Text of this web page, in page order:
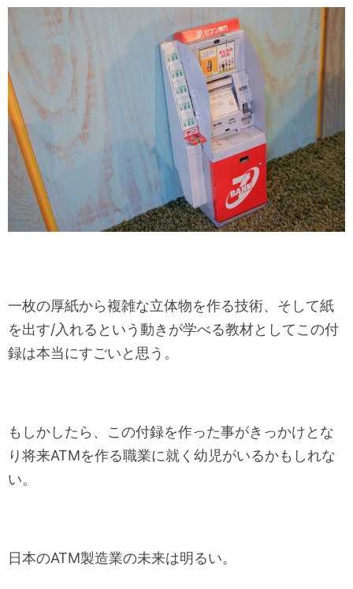
一枚の厚紙から複雑な立体物を作る技術、そして紙
を出す/入れるという動きが学べる教材としてこの付
録は本当にすごいと思う。
もしかしたら、この付録を作った事がきっかけとな
り将来ATMを作る職業に就く幼児がいるかもしれな
い。
日本のATM製造業の未来は明るい。